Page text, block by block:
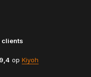
clients
9,4 op Kiyoh